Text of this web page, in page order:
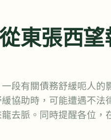
東張西
段有關債務舒緩呃人的
協助時，可能遭遇不法
去脈。同時提醒各位，